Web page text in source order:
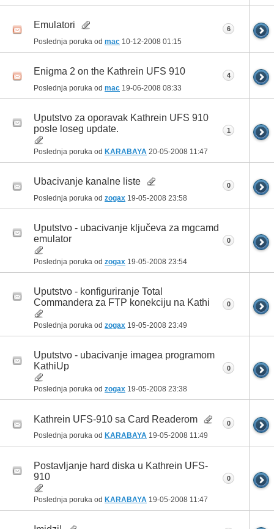
Emulatori
Poslednja poruka od mac 10-12-2008 01:15
6
Enigma 2 on the Kathrein UFS 910
Poslednja poruka od mac 19-06-2008 08:33
4
Uputstvo za oporavak Kathrein UFS 910
posle loseg update.
Poslednja poruka od KARABAYA 20-05-2008 11:47
1
Ubacivanje kanalne liste
Poslednja poruka od zogax 19-05-2008 23:58
0
Uputstvo - ubacivanje ključeva za mgcamd
emulator
Poslednja poruka od zogax 19-05-2008 23:54
0
Uputstvo - konfiguriranje Total
Commandera za FTP konekciju na Kathi
Poslednja poruka od zogax 19-05-2008 23:49
0
Uputstvo - ubacivanje imagea programom
KathiUp
Poslednja poruka od zogax 19-05-2008 23:38
0
Kathrein UFS-910 sa Card Readerom
Poslednja poruka od KARABAYA 19-05-2008 11:49
0
Postavljanje hard diska u Kathrein UFS-
910
Poslednja poruka od KARABAYA 19-05-2008 11:47
0